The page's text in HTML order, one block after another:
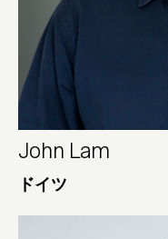
John Lam
ドイツ